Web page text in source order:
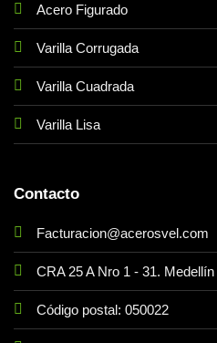
Acero Figurado
Varilla Corrugada
Varilla Cuadrada
Varilla Lisa
Contacto
Facturacion@acerosvel.com
CRA 25 A Nro 1 - 31.
Código postal: 050022